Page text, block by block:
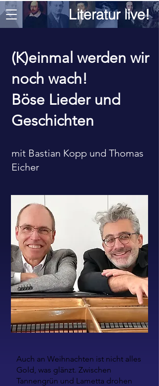
Literatur live!
(K)einmal werden wir
noch wach!
Böse Lieder und
Geschichten
mit Bastian Kopp und Thomas
Eicher
Auch an Weihnachten ist nicht alles
Gold, was glänzt. Zwischen
Tannengrün und Lametta drohen